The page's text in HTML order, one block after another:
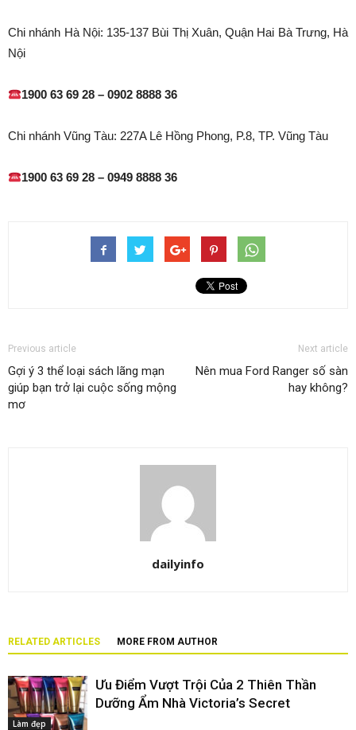
Chi nhánh Hà Nội: 135-137 Bùi Thị Xuân, Quận Hai Bà Trưng, Hà
Nội
1900 63 69 28 – 0902 8888 36
Chi nhánh Vũng Tàu: 227A Lê Hồng Phong, P.8, TP. Vũng Tàu
1900 63 69 28 – 0949 8888 36
Previous article
Gợi ý 3 thể loại sách lãng mạn
giúp bạn trở lại cuộc sống mộng
mơ
Next article
Nên mua Ford Ranger số sàn
hay không?
dailyinfo
RELATED ARTICLES MORE FROM AUTHOR
Làm đẹp
Ưu Điểm Vượt Trội Của 2 Thiên Thần
Dưỡng Ẩm Nhà Victoria’s Secret